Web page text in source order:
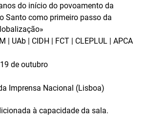
do início do povoamento da
Santo como primeiro passo da
| UAb | CIDH | FCT | CLEPLUL | APCA
de outubro
Imprensa Nacional (Lisboa)
à capacidade da sala.